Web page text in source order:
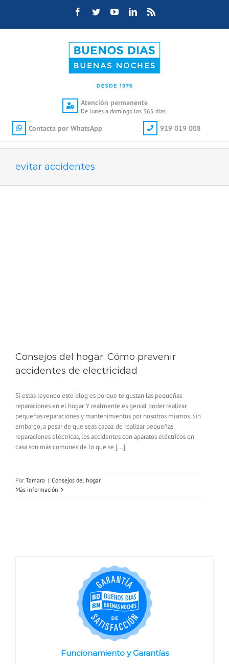
Facebook
TwitterYouTubeLinkedIn
Atención permanente
De lunes a domingo los 365 días.
Contacta por WhatsApp 919 019 008
evitar accidentes
Consejos del hogar: Cómo prevenir
accidentes de electricidad
Si estás leyendo este blog es porque te gustan las pequeñas
reparaciones en el hogar. Y realmente es genial poder realizar
pequeñas reparaciones y mantenimientos por nosotros mismos. Sin
embargo, a pesar de que seas capaz de realizar pequeñas
reparaciones eléctricas, los accidentes con aparatos eléctricos en
casa son más comunes de lo que se [...]
Por Tamara | Consejos del hogar
Más información
Funcionamiento y Garantías